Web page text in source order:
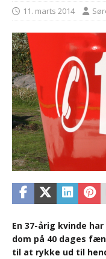
11. marts 2014
En 37-årig kvinde
dom på 40 dages
til at rykke ud til